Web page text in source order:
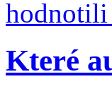
Které